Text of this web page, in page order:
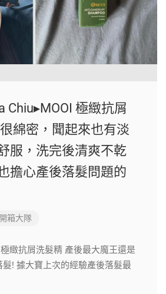
Chiu▸MOOI 極緻抗屑
綿密，聞起來也有淡
服，洗完後清爽不乾
擔心產後落髮問題的
開箱大隊
極緻抗屑洗髮精 產後最大魔王還是
! 據大寶上次的經驗產後落髮最